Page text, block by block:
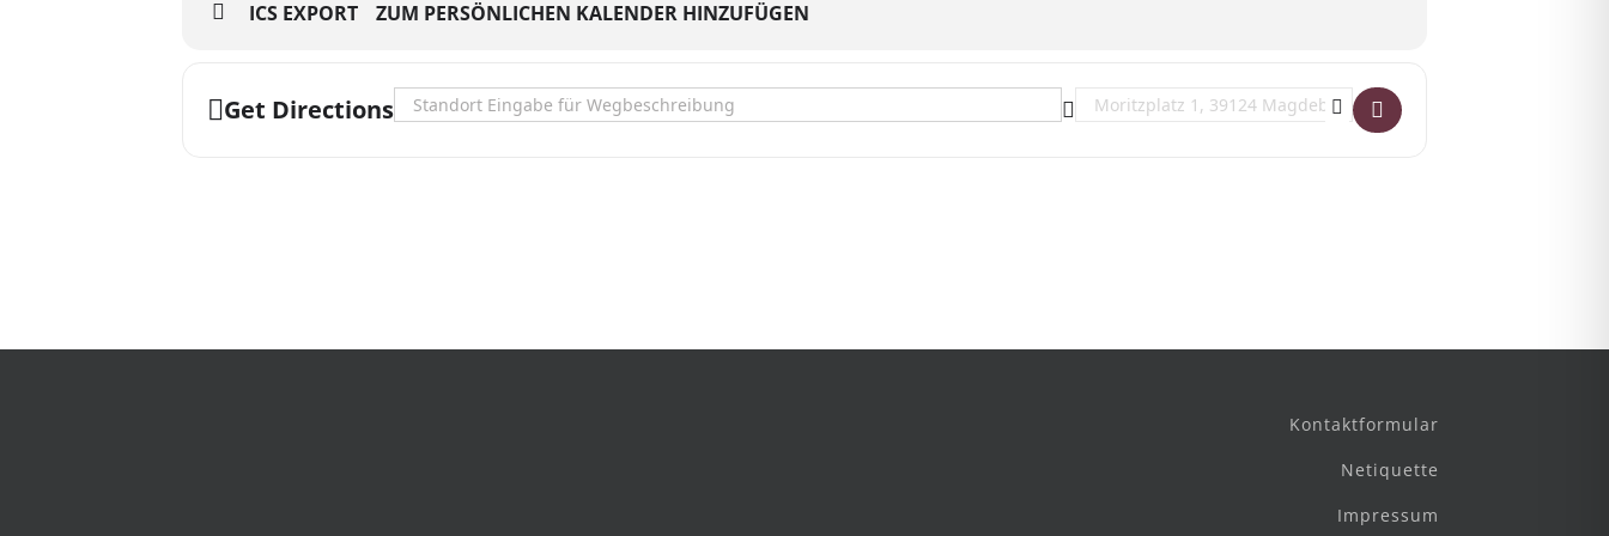
ICS EXPORT ZUM PERSÖNLICHEN KALENDER HINZUFÜGEN
Get Directions Address - Karl die Große "Aufgehoben" [] Destination Address - Karl die Große "Aufgehoben" []
Kontaktformular
Netiquette
Impressum